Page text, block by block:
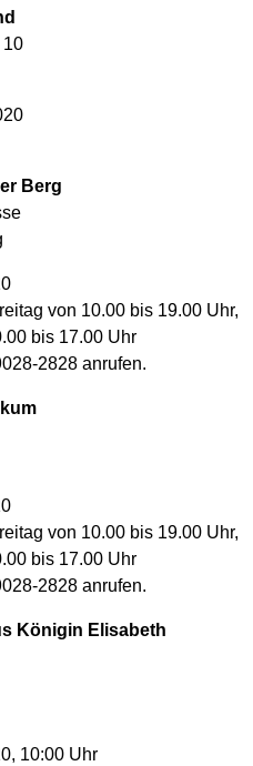
10
Berg
von 10.00 bis 19.00 Uhr,
bis 17.00 Uhr
2828 anrufen.
von 10.00 bis 19.00 Uhr,
bis 17.00 Uhr
2828 anrufen.
Königin Elisabeth
10:00 Uhr